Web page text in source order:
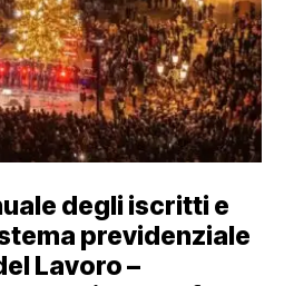
degli iscritti e
previdenziale
Lavoro –